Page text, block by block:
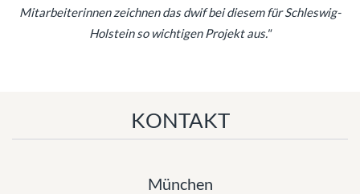
Mitarbeiterinnen zeichnen das dwif bei diesem für Schleswig-
Holstein so wichtigen Projekt aus."
KONTAKT
München